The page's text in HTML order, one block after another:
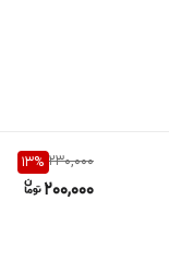
230,000
13%
200,000